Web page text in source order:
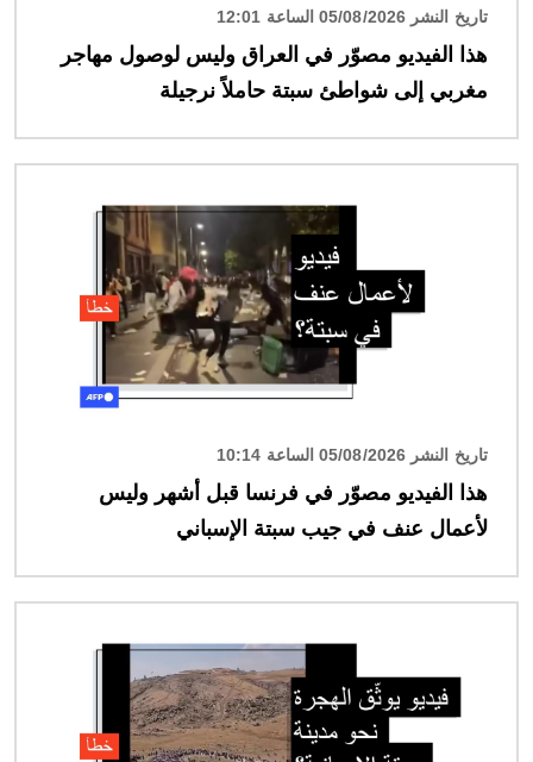
تاريخ النشر 05/08/2026 الساعة 12:01
هذا الفيديو مصوّر في العراق وليس لوصول مهاجر
مغربي إلى شواطئ سبتة حاملاً نرجيلة
تاريخ النشر 05/08/2026 الساعة 10:14
هذا الفيديو مصوّر في فرنسا قبل أشهر وليس
لأعمال عنف في جيب سبتة الإسباني